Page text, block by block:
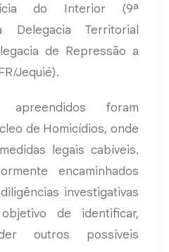
do Interior (9ª
Delegacia Territorial
de Repressão a
Jequié).
apreendidos foram
de Homicídios, onde
legais cabíveis.
encaminhados
investigativas
de identificar,
outros possíveis